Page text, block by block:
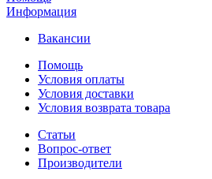
Информация
Вакансии
Помощь
Условия оплаты
Условия доставки
Условия возврата товара
Статьи
Вопрос-ответ
Производители